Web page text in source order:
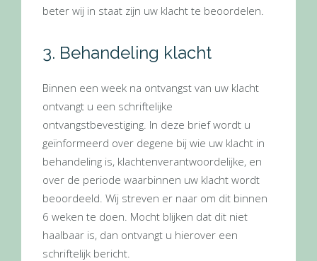
beter wij in staat zijn uw klacht te beoordelen.
3. Behandeling klacht
Binnen een week na ontvangst van uw klacht
ontvangt u een schriftelijke
ontvangstbevestiging. In deze brief wordt u
geïnformeerd over degene bij wie uw klacht in
behandeling is, klachtenverantwoordelijke, en
over de periode waarbinnen uw klacht wordt
beoordeeld. Wij streven er naar om dit binnen
6 weken te doen. Mocht blijken dat dit niet
haalbaar is, dan ontvangt u hierover een
schriftelijk bericht.